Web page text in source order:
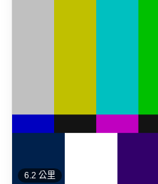
6.2 公里